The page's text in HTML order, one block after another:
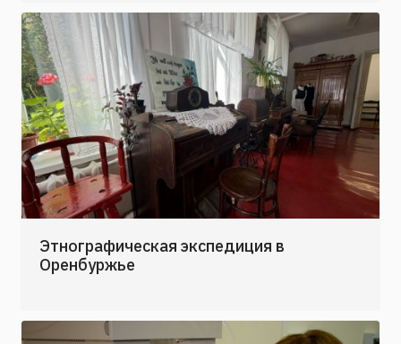
Этнографическая экспедиция в
Оренбуржье